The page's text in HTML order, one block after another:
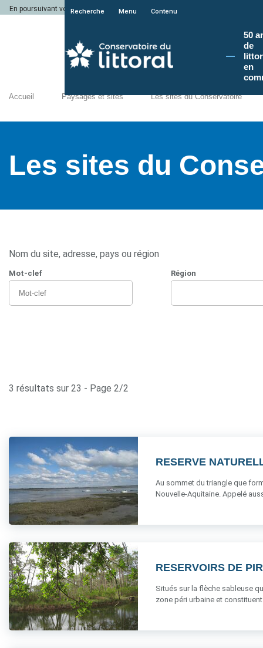
En poursuivant votre navigation sur le site du Conservatoire du littoral, vous
Recherche Menu Contenu
50
de
en
Accueil Paysages et sites Les sites du Conservatoire
Les sites du
Nom du site, adresse, pays ou région
Mot-clef Région
3 résultats sur 23 - Page 2/2
RESERVE
Au sommet du triangle que
Nouvelle-Aquitaine. Appelé
RESERVOIRS DE
Situés sur la flèche sableuse
zone péri urbaine et constituent